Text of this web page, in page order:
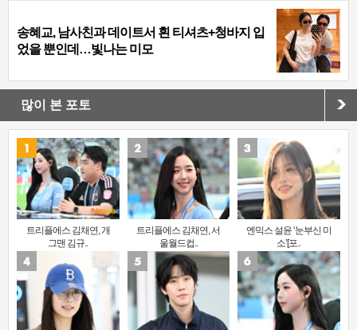
송혜교, 남사친과 데이트서 흰 티셔츠+청바지 입
었을 뿐인데…빛나는 미모
많이 본 포토
트리플에스 김채연, 개
그맨 김규..
트리플에스 김채연, 서
울월드컵..
엔믹스 설윤 ‘눈부신 미
소’[포..